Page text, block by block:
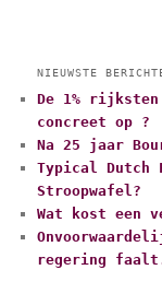
NIEUWSTE
De 1%
concreet op ?
Na 25 jaar
Typical Dutch
Stroopwafel?
Wat kost een
regering faalt.